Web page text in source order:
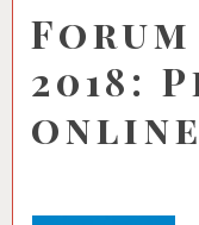
2018:
online